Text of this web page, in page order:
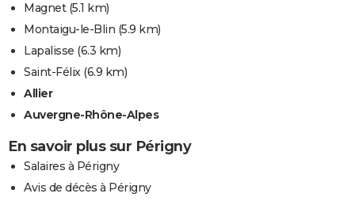
Magnet(5.1 km)
Montaigu-le-Blin (5.9 km)
Lapalisse (6.3 km)
Saint-Félix(6.9 km)
Allier
Auvergne-Rhône-Alpes
En savoir plus sur Périgny
Salaires à Périgny
Avis de décès à Périgny